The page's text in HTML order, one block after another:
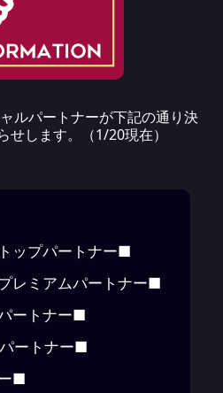
ルパートナーが下記の通り決
せします。（1/20現在）
ップパートナー■
レミアムパートナー■
ートナー■
ートナー■
■